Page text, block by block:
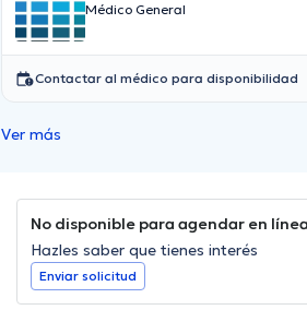
Médico General
Contactar al médico para disponibilidad
Ver más
No disponible para agendar en línea
Hazles saber que tienes interés
Enviar solicitud